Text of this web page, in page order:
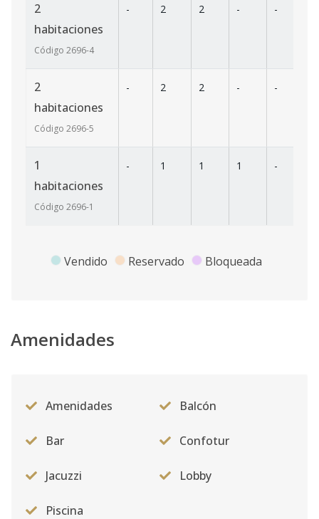
2
habitaciones
Código 2696-4
- 2 2 - -
2
habitaciones
Código 2696-5
- 2 2 - -
1
habitaciones
Código 2696-1
- 1 1 1 -
Vendido Reservado Bloqueada
Amenidades
Amenidades Balcón
Bar Confotur
Jacuzzi Lobby
Piscina